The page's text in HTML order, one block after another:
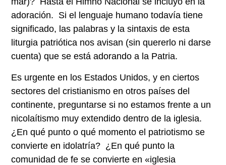
adoración. Si el lenguaje humano todavía tiene
significado, las palabras y la sintaxis de esta
liturgia patriótica nos avisan (sin quererlo ni darse
cuenta) que se está adorando a la Patria.
Es urgente en los Estados Unidos, y en ciertos
sectores del cristianismo en otros países del
continente, preguntarse si no estamos frente a un
nicolaítismo muy extendido dentro de la iglesia.
¿En qué punto o qué momento el patriotismo se
convierte en idolatría? ¿En qué punto la
comunidad de fe se convierte en «iglesia